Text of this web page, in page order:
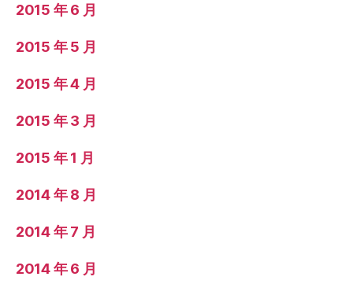
2015 年 6 月
2015 年 5 月
2015 年 4 月
2015 年 3 月
2015 年 1 月
2014 年 8 月
2014 年 7 月
2014 年 6 月